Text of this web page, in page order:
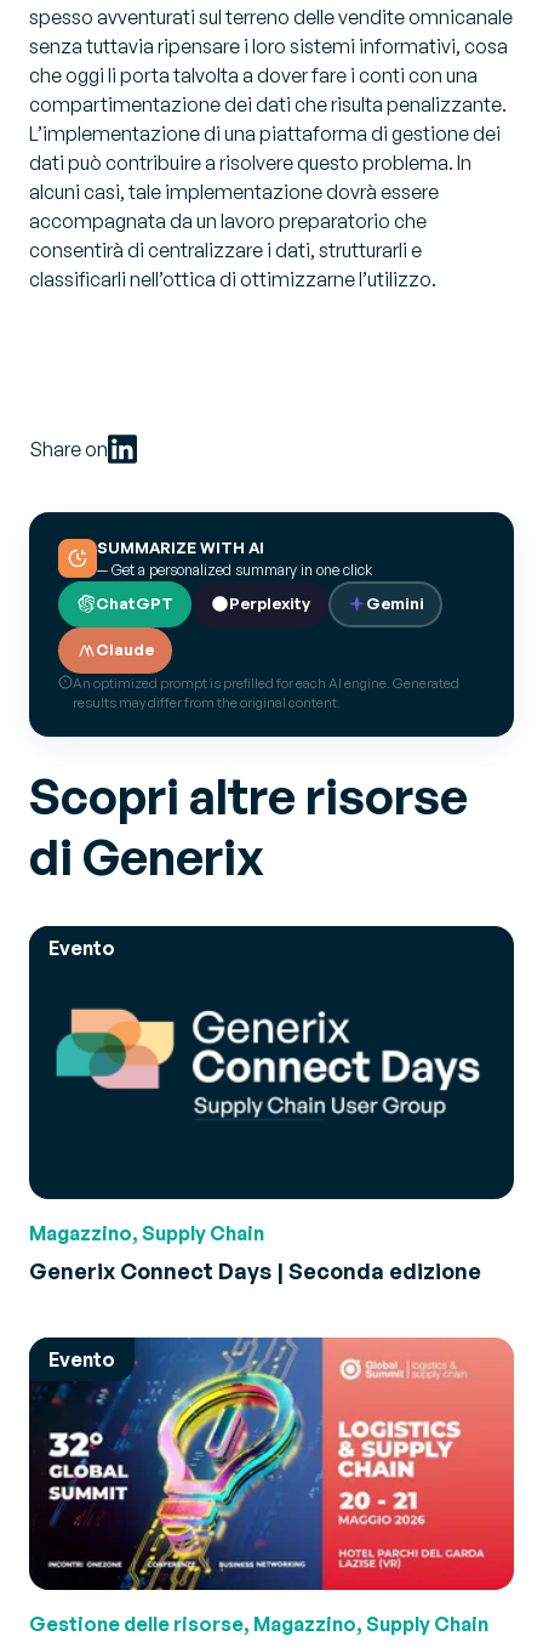
spesso avventurati sul terreno delle vendite omnicanale
senza tuttavia ripensare i loro sistemi informativi, cosa
che oggi li porta talvolta a dover fare i conti con una
compartimentazione dei dati che risulta penalizzante.
L’implementazione di una piattaforma di gestione dei
dati può contribuire a risolvere questo problema. In
alcuni casi, tale implementazione dovrà essere
accompagnata da un lavoro preparatorio che
consentirà di centralizzare i dati, strutturarli e
classificarli nell’ottica di ottimizzarne l’utilizzo.
Share on
SUMMARIZE WITH AI
— Get a personalized summary in one click
ChatGPT Perplexity Gemini
Claude
An optimized prompt is prefilled for each AI engine. Generated
results may differ from the original content.
Scopri altre risorse
di Generix
Evento
Magazzino, Supply Chain
Generix Connect Days | Seconda edizione
Evento
Gestione delle risorse, Magazzino, Supply Chain